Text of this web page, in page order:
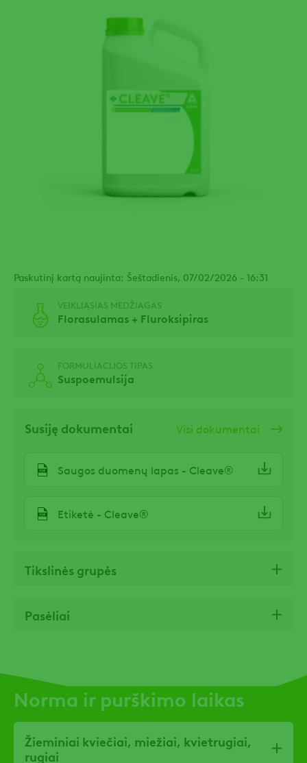
Paskutinį kartą naujinta: Šeštadienis, 07/02/2026 - 16:31
VEIKLIĄSIAS MEDŽIAGAS
Florasulamas + Fluroksipiras
FORMULIACIJOS TIPAS
Suspoemulsija
Susiję dokumentai Visi dokumentai
Saugos duomenų lapas - Cleave®
Etiketė - Cleave®
Tikslinės grupės
Pasėliai
Norma ir purškimo laikas
Žieminiai kviečiai, miežiai, kvietrugiai,
rugiai